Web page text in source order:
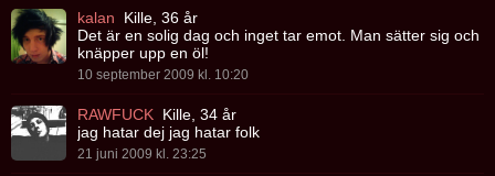
kalan
Kille, 36 år
Det är en solig dag och inget tar emot. Man sätter sig och
knäpper upp en öl!
10 september 2009 kl. 10:20
RAWFUCK Kille, 34 år
jag hatar dej jag hatar folk
21 juni 2009 kl. 23:25